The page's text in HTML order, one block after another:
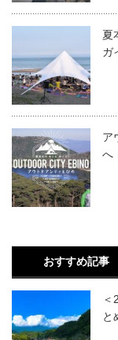
夏
ガ
ア
へ
おすすめ記事
＜
と